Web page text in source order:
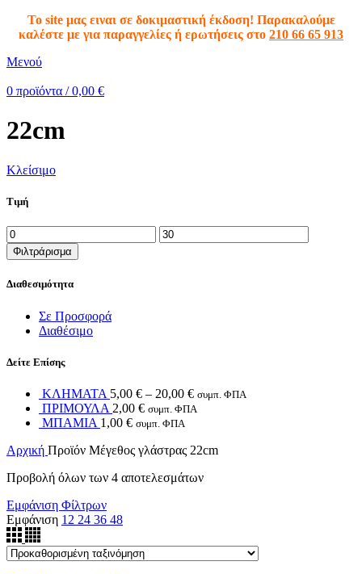
To site μας ειναι σε δοκιμαστική έκδοση! Παρακαλούμε
καλέστε με για παραγγελίες ή ερωτήσεις στο 210 66 65 913
Μενού
0 προϊόντα / 0,00 €
22cm
Κλείσιμο
Τιμή
Φιλτράρισμα
Διαθεσιμότητα
Σε Προσφορά
Διαθέσιμο
Δείτε Επίσης
ΚΛΗΜΑΤΑ 5,00 € – 20,00 € συμπ. ΦΠΑ
ΠΡΙΜΟΥΛΑ 2,00 € συμπ. ΦΠΑ
ΜΠΑΜΙΑ 1,00 € συμπ. ΦΠΑ
Αρχική Προϊόν Μέγεθος γλάστρας 22cm
Προβολή όλων των 4 αποτελεσμάτων
Εμφάνιση Φίλτρων
Εμφάνιση 12 24 36 48